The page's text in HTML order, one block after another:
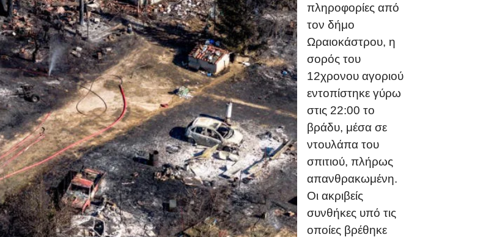
πληροφορίες από
τον δήμο
Ωραιοκάστρου, η
σορός του
12χρονου αγοριού
εντοπίστηκε γύρω
στις 22:00 το
βράδυ, μέσα σε
ντουλάπα του
σπιτιού, πλήρως
απανθρακωμένη.
Οι ακριβείς
συνθήκες υπό τις
οποίες βρέθηκε